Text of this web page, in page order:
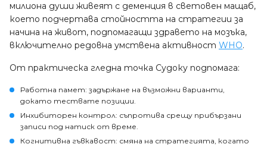
милиона души живеят с деменция в световен мащаб,
което подчертава стойността на стратегии за
начина на живот, подпомагащи здравето на мозъка,
включително редовна умствена активност WHO.
От практическа гледна точка Судоку подпомага:
Работна памет: задържане на възможни варианти,
докато тествате позиции.
Инхибиторен контрол: съпротива срещу прибързани
записи под натиск от време.
Когнитивна гъвкавост: смяна на стратегията, когато